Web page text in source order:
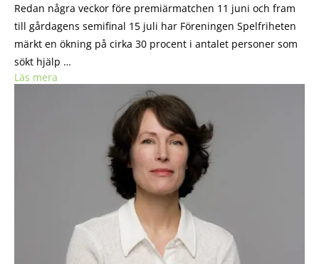
Redan några veckor före premiärmatchen 11 juni och fram
till gårdagens semifinal 15 juli har Föreningen Spelfriheten
märkt en ökning på cirka 30 procent i antalet personer som
sökt hjälp …
Läs mera